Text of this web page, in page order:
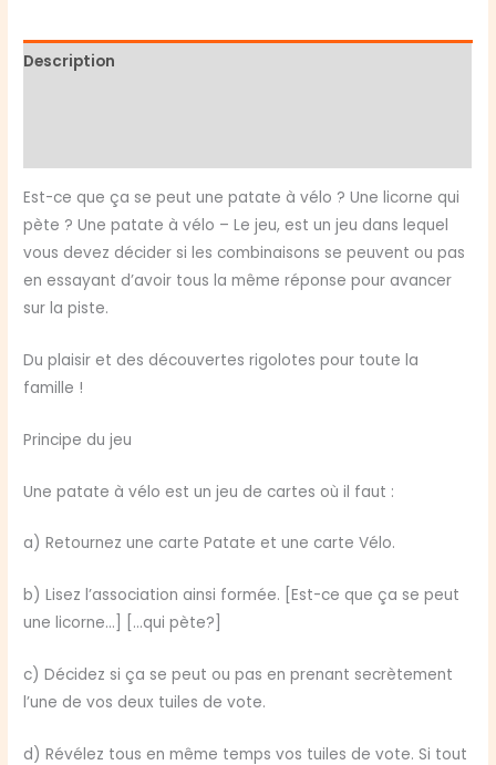
à
Description
Est-ce que ça se peut une patate à vélo ? Une licorne qui
pète ? Une patate à vélo – Le jeu, est un jeu dans lequel
vous devez décider si les combinaisons se peuvent ou pas
en essayant d’avoir tous la même réponse pour avancer
sur la piste.
Du plaisir et des découvertes rigolotes pour toute la
famille !
Principe du jeu
Une patate à vélo est un jeu de cartes où il faut :
a) Retournez une carte Patate et une carte Vélo.
b) Lisez l’association ainsi formée. [Est-ce que ça se peut
une licorne…] […qui pète?]
c) Décidez si ça se peut ou pas en prenant secrètement
l’une de vos deux tuiles de vote.
d) Révélez tous en même temps vos tuiles de vote. Si tout